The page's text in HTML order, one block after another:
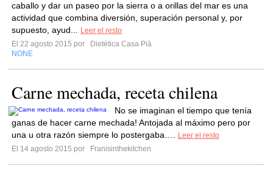
caballo y dar un paseo por la sierra o a orillas del mar es una
actividad que combina diversión, superación personal y, por
supuesto, ayud...
Leer el resto
El 22 agosto 2015 por
Dietética Casa Pià
NONE
Carne mechada, receta chilena
No se imaginan el tiempo que tenía
ganas de hacer carne mechada! Antojada al máximo pero por
una u otra razón siempre lo postergaba….
Leer el resto
El 14 agosto 2015 por
Franisinthekitchen